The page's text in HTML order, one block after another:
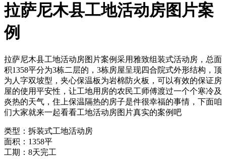
拉萨尼木县工地活动房图片案
例
拉萨尼木县工地活动房图片案例采用雅致组装式活动房，总面
积1358平分为3栋二层的，3栋房屋呈现四合院式外形结构，顶
为人字双坡型，夹心保温板为岩棉防火板，可以有效的保证房
屋的使用平安性，让工地用房的农民工师傅渡过一个个寒冷及
炎热的天气，住上保温隔热的房子是件很幸福的事情，下面咱
们大家就来一起看看工地活动房图片真实的案例吧
类型：拆装式工地活动房
面积：1358平
工期：8天完工